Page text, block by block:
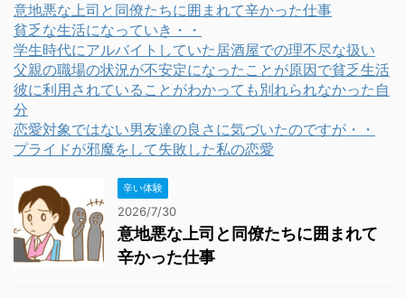
意地悪な上司と同僚たちに囲まれて辛かった仕事
貧乏な生活になっていき・・
学生時代にアルバイトしていた居酒屋での理不尽な扱い
父親の職場の状況が不安定になったことが原因で貧乏生活
彼に利用されていることがわかっても別れられなかった自
分
恋愛対象ではない男友達の良さに気づいたのですが・・
プライドが邪魔をして失敗した私の恋愛
辛い体験
2026/7/30
意地悪な上司と同僚たちに囲まれて
辛かった仕事